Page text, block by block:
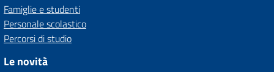
Famiglie e studenti
Personale scolastico
Percorsi di studio
Le novità